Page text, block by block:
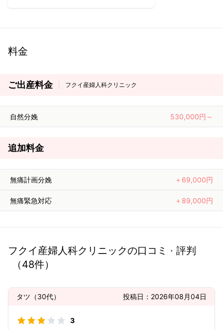
料金
ご出産料金 フクイ産婦人科クリニック
自然分娩 530,000円～
追加料金
無痛計画分娩 ＋69,000円
無痛緊急対応 ＋89,000円
フクイ産婦人科クリニックの口コミ · 評判
（48件）
タツ （30代） 投稿日： 2026年08月04日
3